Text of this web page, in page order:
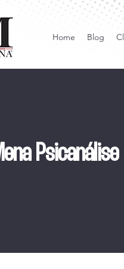
Home Blog
Psicanálise